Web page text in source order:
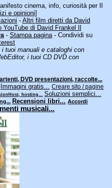
cinema, info, curiosità per Il
e opinioni]
- Altri film diretti da David
YouTube di David Frankel Il
- Stampa pagina- Condividi su
tuoi manuali e cataloghi con
i tuoi CD DVD con
DVD presentazioni, raccolte...
Immagini gratis... Creare sito / pagine
hosting... Soluzioni semplici...
Recensioni libri... Accordi
musicali...